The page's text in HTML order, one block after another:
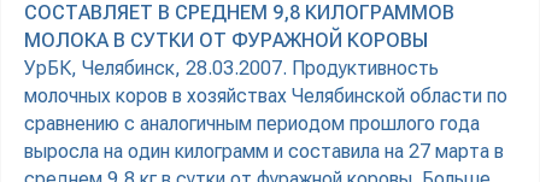
СОСТАВЛЯЕТ В СРЕДНЕМ 9,8 КИЛОГРАММОВ
МОЛОКА В СУТКИ ОТ ФУРАЖНОЙ КОРОВЫ
УрБК, Челябинск, 28.03.2007. Продуктивность
молочных коров в хозяйствах Челябинской области по
сравнению с аналогичным периодом прошлого года
выросла на один килограмм и составила на 27 марта в